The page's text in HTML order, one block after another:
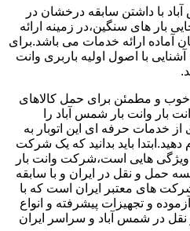
با داشتن سابقه درخشان در
بار های سنگین،در زمینه ارائه
ارائه خدمات می باشد.برای
با اصول اولیه باربری وانت
خوب و مطمئن برای حمل کالاهای
بار وانت بار شمس آباد را
از خدمات حرفه ای این اتوبار به
باید بدانید که یک شرکت
هایی است،شرکت وانت بار
حمل و نقل در ایران و با سابقه
های معتبر ایران است که با
و تجهیزات پیشرفته و انواع
در شمس آباد و سراسر ایران